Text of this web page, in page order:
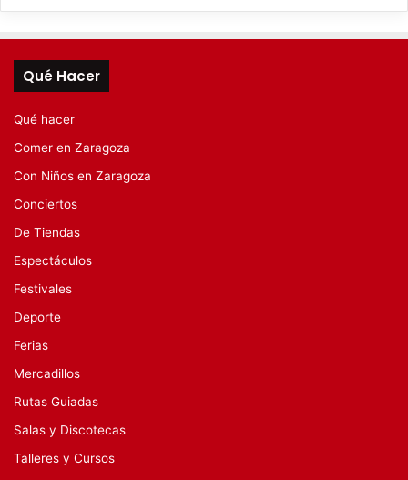
Qué Hacer
Qué hacer
Comer en Zaragoza
Con Niños en Zaragoza
Conciertos
De Tiendas
Espectáculos
Festivales
Deporte
Ferias
Mercadillos
Rutas Guiadas
Salas y Discotecas
Talleres y Cursos